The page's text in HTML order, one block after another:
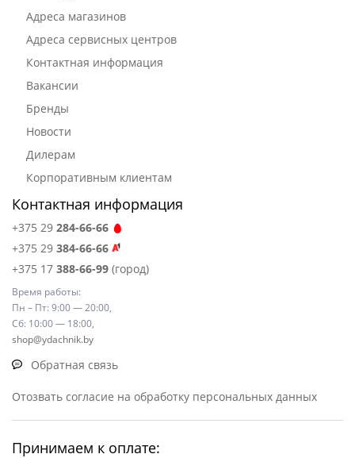
Адреса магазинов
Адреса сервисных центров
Контактная информация
Вакансии
Бренды
Новости
Дилерам
Корпоративным клиентам
Контактная информация
+375 29 284-66-66
+375 29 384-66-66
+375 17 388-66-99 (город)
Время работы:
Пн – Пт: 9:00 — 20:00,
Сб: 10:00 — 18:00,
shop@ydachnik.by
Обратная связь
Отозвать согласие на обработку персональных данных
Принимаем к оплате: